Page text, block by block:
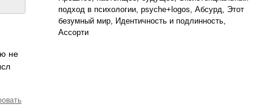
не
подход в психологии, psyche+logos, Абсурд, Этот
безумный мир, Идентичность и подлинность,
Ассорти